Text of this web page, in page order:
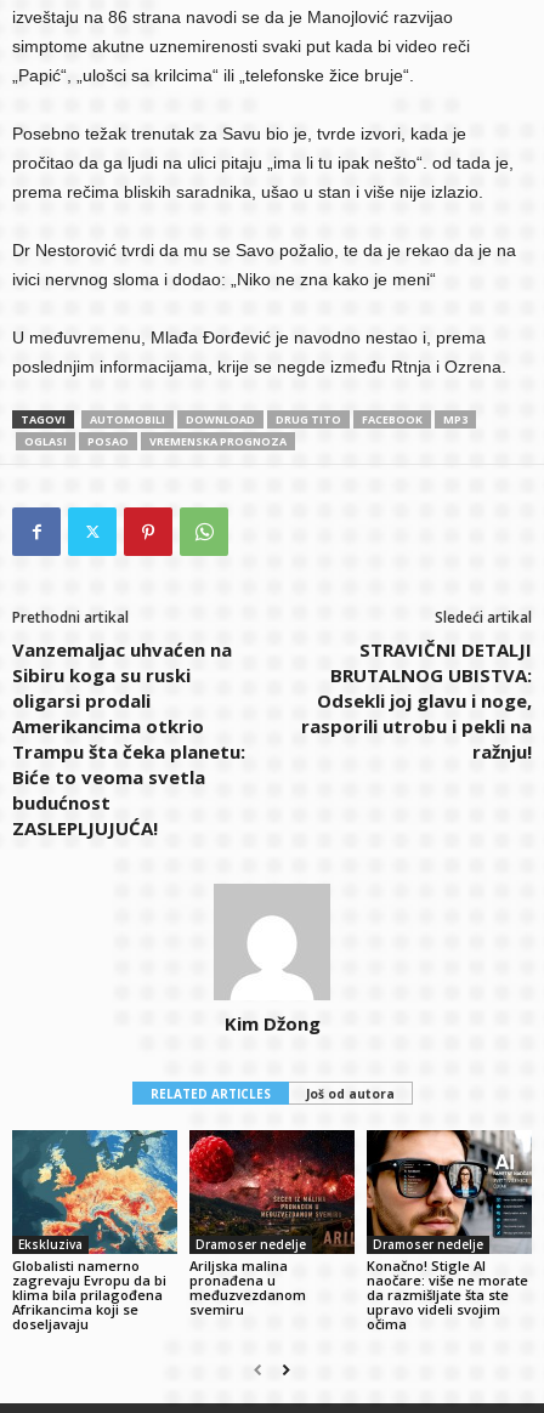
izveštaju na 86 strana navodi se da je Manojlović razvijao
simptome akutne uznemirenosti svaki put kada bi video reči
„Papić“, „ulošci sa krilcima“ ili „telefonske žice bruje“.
Posebno težak trenutak za Savu bio je, tvrde izvori, kada je
pročitao da ga ljudi na ulici pitaju „ima li tu ipak nešto“. od tada je,
prema rečima bliskih saradnika, ušao u stan i više nije izlazio.
Dr Nestorović tvrdi da mu se Savo požalio, te da je rekao da je na
ivici nervnog sloma i dodao: „Niko ne zna kako je meni“
U međuvremenu, Mlađa Đorđević je navodno nestao i, prema
poslednjim informacijama, krije se negde između Rtnja i Ozrena.
TAGOVI AUTOMOBILI DOWNLOAD DRUG TITO FACEBOOK
MP3
OGLASI
POSAO VREMENSKA PROGNOZA
Prethodni artikal
Vanzemaljac uhvaćen na
Sibiru koga su ruski
oligarsi prodali
Amerikancima otkrio
Trampu šta čeka planetu:
Biće to veoma svetla
budućnost
ZASLEPLJUJUĆA!
Sledeći artikal
STRAVIČNI DETALJI
BRUTALNOG UBISTVA:
Odsekli joj glavu i noge,
rasporili utrobu i pekli na
ražnju!
Kim Džong
RELATED ARTICLES Još od autora
Ekskluziva
Globalisti namerno
zagrevaju Evropu da bi
klima bila prilagođena
Afrikancima koji se
doseljavaju
Dramoser nedelje
Ariljska malina
pronađena u
međuzvezdanom
svemiru
Dramoser nedelje
Konačno! Stigle AI
naočare: više ne morate
da razmišljate šta ste
upravo videli svojim
očima